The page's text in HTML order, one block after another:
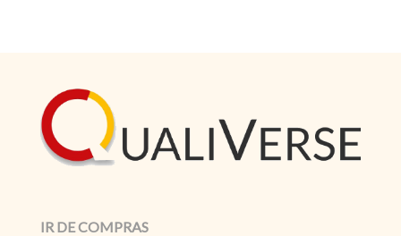
IR DE COMPRAS